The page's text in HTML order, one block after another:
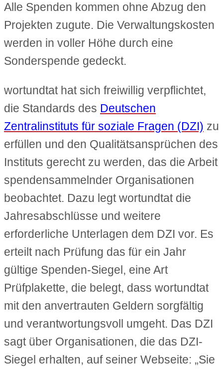
Alle Spenden kommen ohne Abzug den
Projekten zugute. Die Verwaltungskosten
werden in voller Höhe durch eine
Sonderspende gedeckt.
wortundtat hat sich freiwillig verpflichtet,
die Standards des Deutschen
Zentralinstituts für soziale Fragen (DZI) zu
erfüllen und den Qualitätsansprüchen des
Instituts gerecht zu werden, das die Arbeit
spendensammelnder Organisationen
beobachtet. Dazu legt wortundtat die
Jahresabschlüsse und weitere
erforderliche Unterlagen dem DZI vor. Es
erteilt nach Prüfung das für ein Jahr
gültige Spenden-Siegel, eine Art
Prüfplakette, die belegt, dass wortundtat
mit den anvertrauten Geldern sorgfältig
und verantwortungsvoll umgeht. Das DZI
sagt über Organisationen, die das DZI-
Siegel erhalten, auf seiner Webseite: „Sie